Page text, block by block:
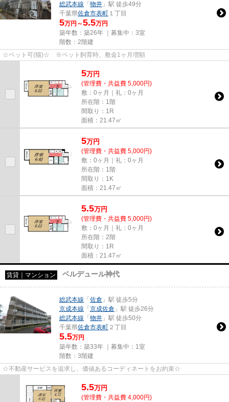
総武本線 「 物井 」駅 徒歩49分
千葉県佐倉市表町 １丁目
5万円～5.5万円
築年数：築26年 ｜募集中： 3室
階数：2階建
☆ペット可(猫)☆ ※ペット飼育時、敷金1ヶ月増額
5万円
(管理費・共益費 5,000円)
敷：0ヶ月｜礼：0ヶ月
所在階：1階
間取り：1R
面積：21.47㎡
5万円
(管理費・共益費 5,000円)
敷：0ヶ月｜礼：0ヶ月
所在階：1階
間取り：1K
面積：21.47㎡
5.5万円
(管理費・共益費 5,000円)
敷：0ヶ月｜礼：0ヶ月
所在階：2階
間取り：1R
面積：21.47㎡
賃貸｜マンション ベルデュール神代
総武本線 「 佐倉 」駅 徒歩5分
京成本線 「 京成佐倉 」駅 徒歩26分
総武本線 「 物井 」駅 徒歩50分
千葉県佐倉市表町 ２丁目
5.5万円
築年数：築33年 ｜募集中： 1室
階数：3階建
☆不動産サービスを追求し、価値あるコーディネートをお約束☆
5.5万円
(管理費・共益費 4,000円)